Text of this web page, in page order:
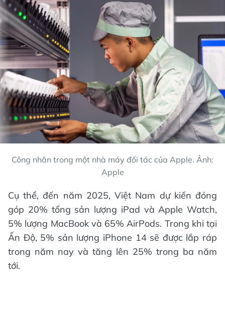
Công nhân trong một nhà máy đối tác của Apple. Ảnh:
Apple
Cụ thể, đến năm 2025, Việt Nam dự kiến đóng
góp 20% tổng sản lượng iPad và Apple Watch,
5% lượng MacBook và 65% AirPods. Trong khi tại
Ấn Độ, 5% sản lượng iPhone 14 sẽ được lắp ráp
trong năm nay và tăng lên 25% trong ba năm
tới.